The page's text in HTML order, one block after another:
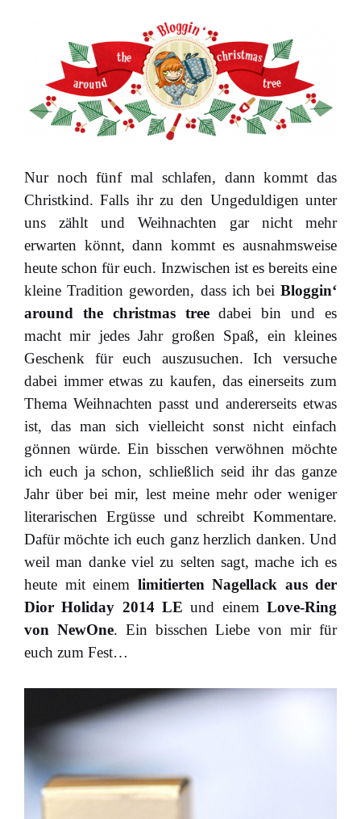
Nur noch fünf mal schlafen, dann kommt das
Christkind. Falls ihr zu den Ungeduldigen unter
uns zählt und Weihnachten gar nicht mehr
erwarten könnt, dann kommt es ausnahmsweise
heute schon für euch. Inzwischen ist es bereits eine
kleine Tradition geworden, dass ich bei Bloggin‘
around the christmas treedabei bin und es
macht mir jedes Jahr großen Spaß, ein kleines
Geschenk für euch auszusuchen. Ich versuche
dabei immer etwas zu kaufen, das einerseits zum
Thema Weihnachten passt und andererseits etwas
ist, das man sich vielleicht sonst nicht einfach
gönnen würde. Ein bisschen verwöhnen möchte
ich euch ja schon, schließlich seid ihr das ganze
Jahr über bei mir, lest meine mehr oder weniger
literarischen Ergüsse und schreibt Kommentare.
Dafür möchte ich euch ganz herzlich danken. Und
weil man danke viel zu selten sagt, mache ich es
heute mit einem limitierten Nagellack aus der
Dior Holiday 2014 LE und einem Love-Ring
von NewOne. Ein bisschen Liebe von mir für
euch zum Fest…